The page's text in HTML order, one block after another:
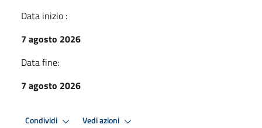
Data inizio :
7 agosto 2026
Data fine:
7 agosto 2026
Condividi Vedi azioni